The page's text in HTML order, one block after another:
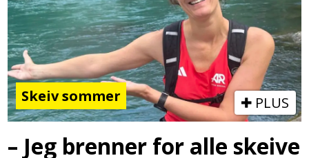
Skeiv sommer PLUS
– Jeg brenner for alle skeive